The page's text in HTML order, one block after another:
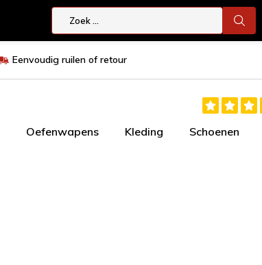
Eenvoudig ruilen of retour
Oefenwapens Kleding Schoenen